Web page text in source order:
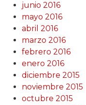
junio 2016
mayo 2016
abril 2016
marzo 2016
febrero 2016
enero 2016
diciembre 2015
noviembre 2015
octubre 2015